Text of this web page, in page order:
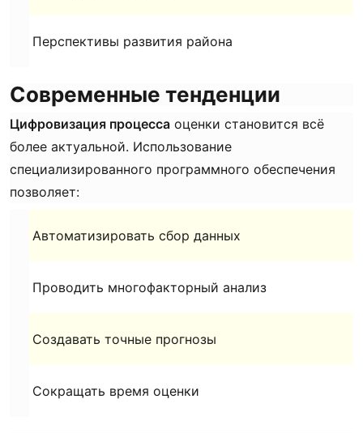
Перспективы развития района
Современные тенденции
Цифровизация процесса оценки становится всё
более актуальной. Использование
специализированного программного обеспечения
позволяет:
Автоматизировать сбор данных
Проводить многофакторный анализ
Создавать точные прогнозы
Сокращать время оценки